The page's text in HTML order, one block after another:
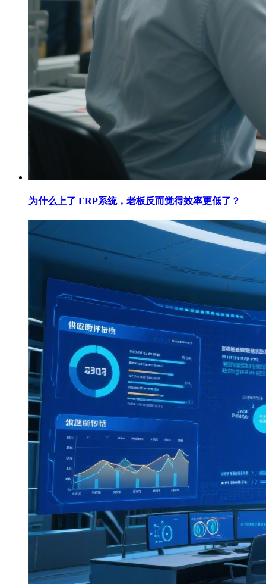
为什么上了 ERP系统，老板反而觉得效率更低了？